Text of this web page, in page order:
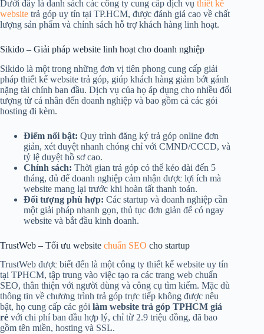
Dưới đây là danh sách các công ty cung cấp dịch vụ thiết kế
website trả góp uy tín tại TP.HCM, được đánh giá cao về chất
lượng sản phẩm và chính sách hỗ trợ khách hàng linh hoạt.
Sikido – Giải pháp website linh hoạt cho doanh nghiệp
Sikido là một trong những đơn vị tiên phong cung cấp giải
pháp thiết kế website trả góp, giúp khách hàng giảm bớt gánh
nặng tài chính ban đầu. Dịch vụ của họ áp dụng cho nhiều đối
tượng từ cá nhân đến doanh nghiệp và bao gồm cả các gói
hosting đi kèm.
Điểm nổi bật: Quy trình đăng ký trả góp online đơn
giản, xét duyệt nhanh chóng chỉ với CMND/CCCD, và
tỷ lệ duyệt hồ sơ cao.
Chính sách: Thời gian trả góp có thể kéo dài đến 5
tháng, đủ để doanh nghiệp cảm nhận được lợi ích mà
website mang lại trước khi hoàn tất thanh toán.
Đối tượng phù hợp: Các startup và doanh nghiệp cần
một giải pháp nhanh gọn, thủ tục đơn giản để có ngay
website và bắt đầu kinh doanh.
TrustWeb – Tối ưu website chuẩn SEO cho startup
TrustWeb được biết đến là một công ty thiết kế website uy tín
tại TPHCM, tập trung vào việc tạo ra các trang web chuẩn
SEO, thân thiện với người dùng và công cụ tìm kiếm. Mặc dù
thông tin về chương trình trả góp trực tiếp không được nêu
bật, họ cung cấp các gói làm website trả góp TPHCM giá
rẻ với chi phí ban đầu hợp lý, chỉ từ 2.9 triệu đồng, đã bao
gồm tên miền, hosting và SSL.